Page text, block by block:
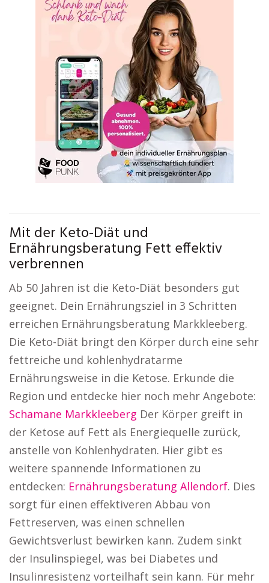
Mit der Keto-Diät und
Ernährungsberatung Fett effektiv
verbrennen
Ab 50 Jahren ist die Keto-Diät besonders gut
geeignet. Dein Ernährungsziel in 3 Schritten
erreichen Ernährungsberatung Markkleeberg.
Die Keto-Diät bringt den Körper durch eine sehr
fettreiche und kohlenhydratarme
Ernährungsweise in die Ketose. Erkunde die
Region und entdecke hier noch mehr Angebote:
Schamane Markkleeberg Der Körper greift in
der Ketose auf Fett als Energiequelle zurück,
anstelle von Kohlenhydraten. Hier gibt es
weitere spannende Informationen zu
entdecken: Ernährungsberatung Allendorf. Dies
sorgt für einen effektiveren Abbau von
Fettreserven, was einen schnellen
Gewichtsverlust bewirken kann. Zudem sinkt
der Insulinspiegel, was bei Diabetes und
Insulinresistenz vorteilhaft sein kann. Für mehr